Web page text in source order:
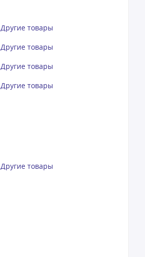
Другие товары
Другие товары
Другие товары
Другие товары
Другие товары